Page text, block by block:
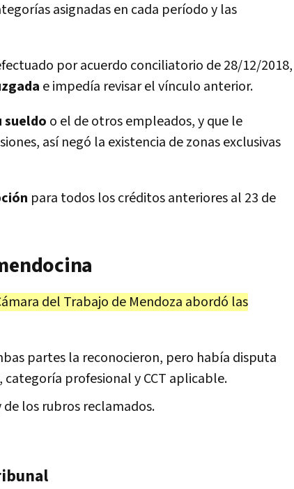
asignadas en cada período y las
por acuerdo conciliatorio de 28/12/2018,
e impedía revisar el vínculo anterior.
sueldo o el de otros empleados, y que le
así negó la existencia de zonas exclusivas
para todos los créditos anteriores al 23 de
del Trabajo de Mendoza abordó las
partes la reconocieron, pero había disputa
profesional y CCT aplicable.
los rubros reclamados.